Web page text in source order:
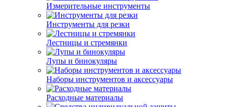
Измерительные инструменты
Инструменты для резки
Лестницы и стремянки
Лупы и бинокуляры
Наборы инструментов и аксессуары
Расходные материалы